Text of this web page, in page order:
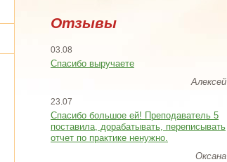
Отзывы
03.08
Спасибо выручаете
Алексей
23.07
Cпасибо большое ей! Преподаватель 5
поставила, дорабатывать, переписывать
отчет по практике ненужно.
Оксана